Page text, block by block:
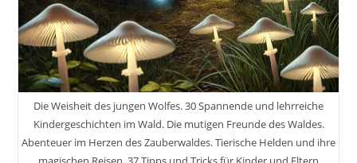
Die Weisheit des jungen Wolfes. 30 Spannende und lehrreiche
Kindergeschichten im Wald. Die mutigen Freunde des Waldes.
Abenteuer im Herzen des Zauberwaldes. Tierische Helden und ihre